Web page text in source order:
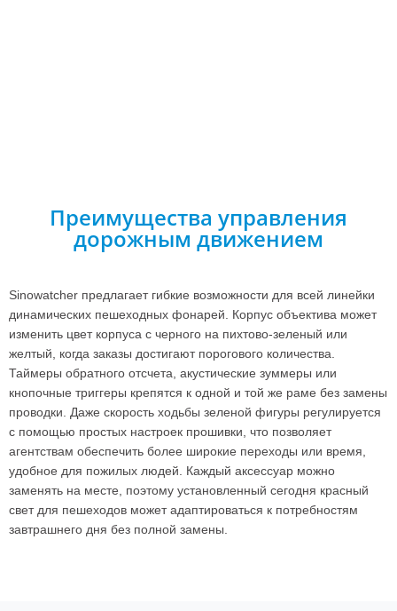
Преимущества управления
дорожным движением
Sinowatcher предлагает гибкие возможности для всей линейки
динамических пешеходных фонарей. Корпус объектива может
изменить цвет корпуса с черного на пихтово-зеленый или
желтый, когда заказы достигают порогового количества.
Таймеры обратного отсчета, акустические зуммеры или
кнопочные триггеры крепятся к одной и той же раме без замены
проводки. Даже скорость ходьбы зеленой фигуры регулируется
с помощью простых настроек прошивки, что позволяет
агентствам обеспечить более широкие переходы или время,
удобное для пожилых людей. Каждый аксессуар можно
заменять на месте, поэтому установленный сегодня красный
свет для пешеходов может адаптироваться к потребностям
завтрашнего дня без полной замены.